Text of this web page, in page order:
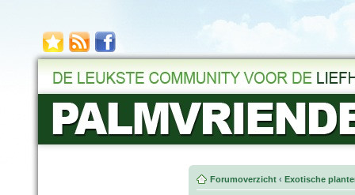
Forumoverzicht ‹ Exotische